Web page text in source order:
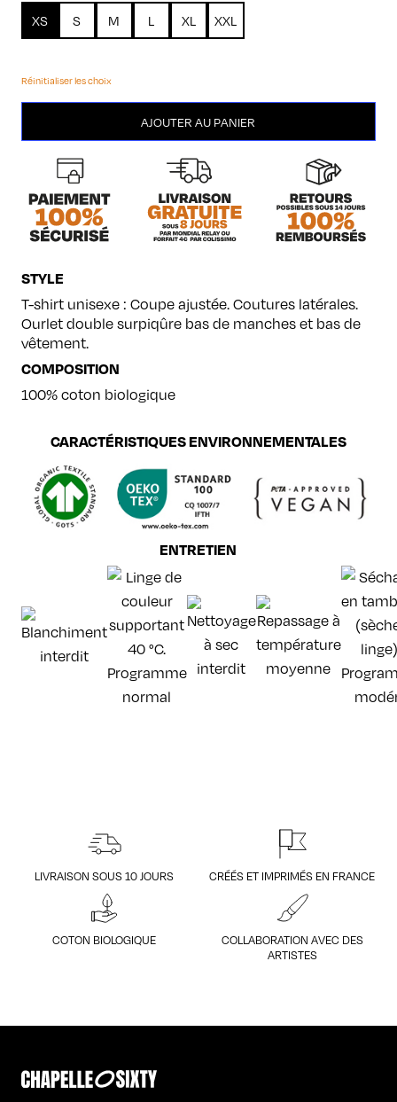
XS S M L XL XXL
Réinitialiser les choix
AJOUTER AU PANIER
STYLE
T-shirt unisexe : Coupe ajustée. Coutures latérales.
Ourlet double surpiqûre bas de manches et bas de
vêtement.
COMPOSITION
100% coton biologique
CARACTÉRISTIQUES ENVIRONNEMENTALES
ENTRETIEN
LIVRAISON SOUS 10 JOURS CRÉÉS ET IMPRIMÉS EN FRANCE
COTON BIOLOGIQUE
COLLABORATION AVEC DES
ARTISTES